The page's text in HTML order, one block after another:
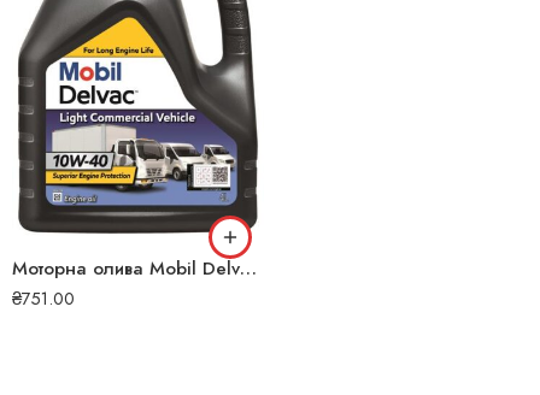
Моторна олива Mobil Delvac LCV 10W-40 4л 4707
₴751.00